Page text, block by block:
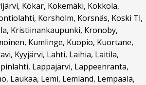
Kökar, Kokemäki, Kokkola,
Korsholm, Korsnäs, Koski Tl,
Kristiinankaupunki, Kronoby,
Kumlinge, Kuopio, Kuortane,
Kyyjärvi, Lahti, Laihia, Laitila,
Lappajärvi, Lappeenranta,
Laukaa, Lemi, Lemland, Lempäälä,